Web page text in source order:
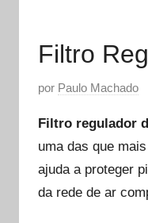
Filtro
P
b
l
i
c
por Paulo Machado
Filtro regulador
uma das que
ajuda a proteger
da rede de ar